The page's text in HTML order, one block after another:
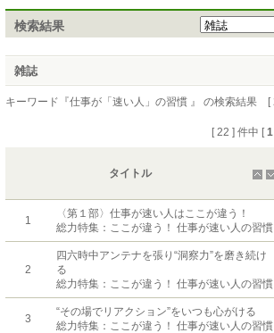
検索結果
雑誌
キーワード『仕事が「速い人」の習慣 』 の検索結果 [
[ 22 ] 件中 [1
タイトル
1
〈第１部〉仕事が速い人はここが違う！
総力特集：ここが違う！ 仕事が速い人の習慣
2
四六時中アンテナを張り“洞察力”を磨き続け
る
総力特集：ここが違う！ 仕事が速い人の習慣
3
“その場でリアクション”をいつも心がける
総力特集：ここが違う！ 仕事が速い人の習慣